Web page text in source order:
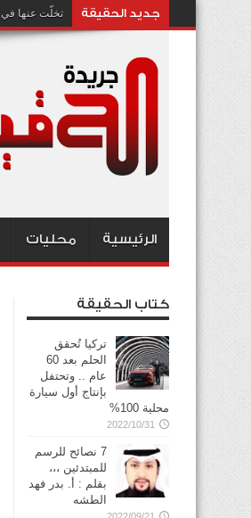
جديد الحقيقة تخلّت عنها في 2021.. ميتا تعيد إحياء تقنية تثير الجدل بشأن انتهاك الخصوصية
الرئيسية محليات
كتاب الحقيقة
تركيا تُحقق
الحلم بعد 60
عام .. وتحتفل
بإنتاج أول سيارة
محلية 100%
2022/10/31
7 نصائح للرسم
للمبتدئين ،،،
بقلم : أ. بدر فهد
الطشه